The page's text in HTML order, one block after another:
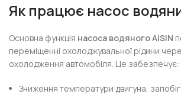
Як працює насос
Основна функція насоса водяного AISIN
переміщенні охолоджувальної рідини
охолодження автомобіля. Це забезпечує:
Зниження температури двигуна,